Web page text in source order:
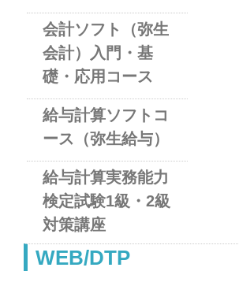
会計ソフト（弥生
会計）入門・基
礎・応用コース
給与計算ソフトコ
ース（弥生給与）
給与計算実務能力
検定試験1級・2級
対策講座
WEB/DTP